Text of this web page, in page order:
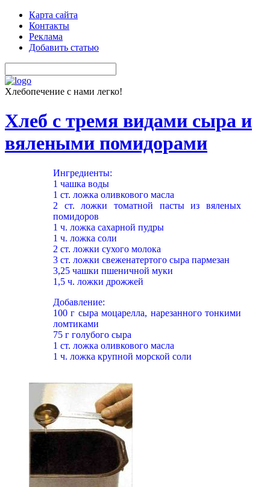
Карта сайта
Контакты
Реклама
Добавить статью
Хлебопечение с нами легко!
Хлеб с тремя видами сыра и
вялеными помидорами
Ингредиенты:
1 чашка воды
1 ст. ложка оливкового масла
2 ст. ложки томатной пасты из вяленых
помидоров
1 ч. ложка сахарной пудры
1 ч. ложка соли
2 ст. ложки сухого молока
3 ст. ложки свеженатертого сыра пармезан
3,25 чашки пшеничной муки
1,5 ч. ложки дрожжей
Добавление:
100 г сыра моцарелла, нарезанного тонкими
ломтиками
75 г голубого сыра
1 ст. ложка оливкового масла
1 ч. ложка крупной морской соли